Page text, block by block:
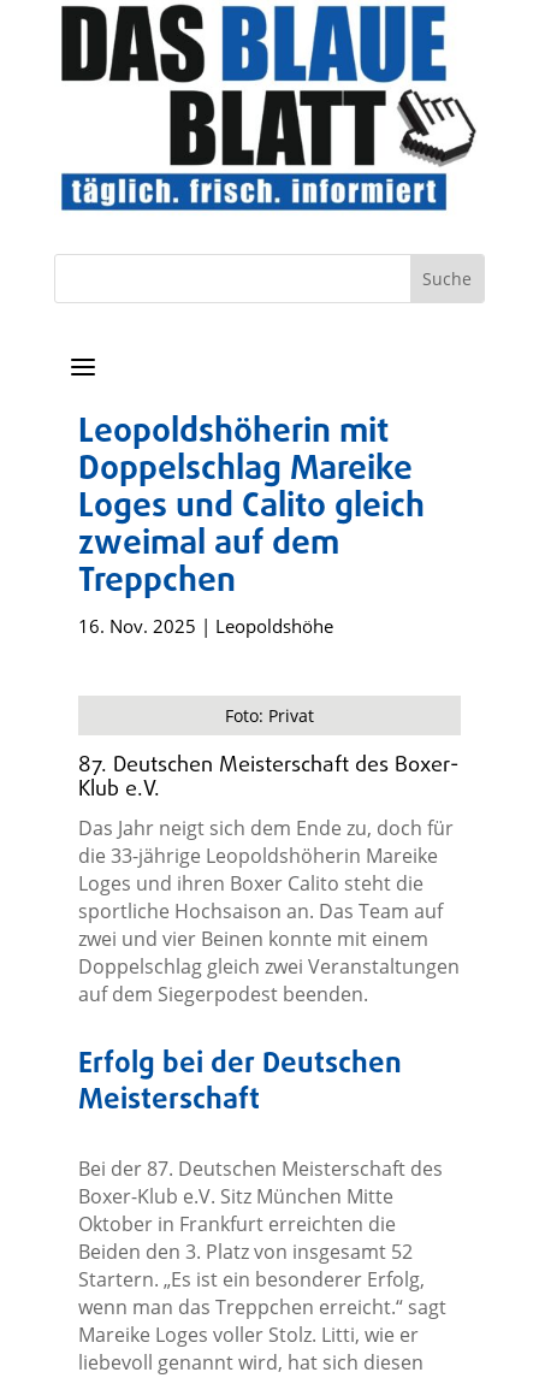
a
Leopoldshöherin mit
Doppelschlag Mareike
Loges und Calito gleich
zweimal auf dem
Treppchen
16. Nov. 2025 | Leopoldshöhe
Foto: Privat
87. Deutschen Meisterschaft des Boxer-
Klub e.V.
Das Jahr neigt sich dem Ende zu, doch für
die 33-jährige Leopoldshöherin Mareike
Loges und ihren Boxer Calito steht die
sportliche Hochsaison an. Das Team auf
zwei und vier Beinen konnte mit einem
Doppelschlag gleich zwei Veranstaltungen
auf dem Siegerpodest beenden.
Erfolg bei der Deutschen
Meisterschaft
Bei der 87. Deutschen Meisterschaft des
Boxer-Klub e.V. Sitz München Mitte
Oktober in Frankfurt erreichten die
Beiden den 3. Platz von insgesamt 52
Startern. „Es ist ein besonderer Erfolg,
wenn man das Treppchen erreicht.“ sagt
Mareike Loges voller Stolz. Litti, wie er
liebevoll genannt wird, hat sich diesen